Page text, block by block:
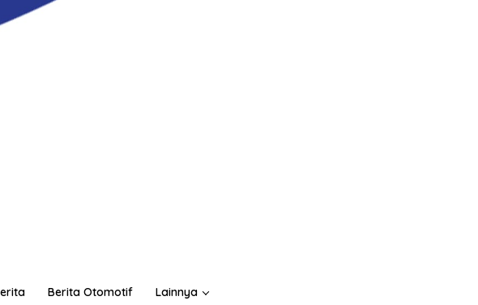
Berita Otomotif Lainnya